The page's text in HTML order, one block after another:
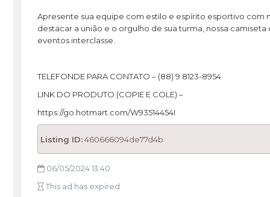
Apresente sua equipe com estilo e espírito esportivo com
destacar a união e o orgulho de sua turma, nossa
eventos interclasse.
TELEFONDE PARA CONTATO – (88) 9 8123-8954
LINK DO PRODUTO (COPIE E COLE) –
https://go.hotmart.com/W93514454I
Listing ID:460666094de77d4b
06/05/2024 13:40
This ad has expired